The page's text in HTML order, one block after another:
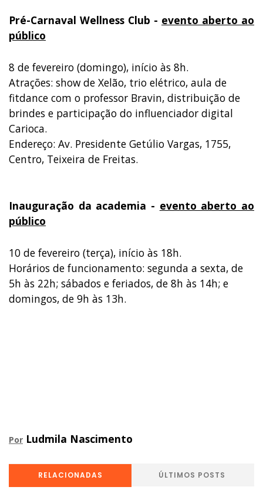
Pré-Carnaval Wellness Club - evento aberto ao
público
8 de fevereiro (domingo), início às 8h.
Atrações: show de Xelão, trio elétrico, aula de
fitdance com o professor Bravin, distribuição de
brindes e participação do influenciador digital
Carioca.
Endereço: Av. Presidente Getúlio Vargas, 1755,
Centro, Teixeira de Freitas.
Inauguração da academia - evento aberto ao
público
10 de fevereiro (terça), início às 18h.
Horários de funcionamento: segunda a sexta, de
5h às 22h; sábados e feriados, de 8h às 14h; e
domingos, de 9h às 13h.
Por Ludmila Nascimento
RELACIONADAS ÚLTIMOS POSTS